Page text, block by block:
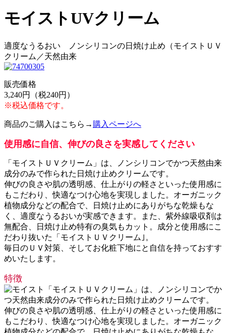
モイストUVクリーム
適度なうるおい ノンシリコンの日焼け止め（モイストＵＶ
クリーム／天然由来
販売価格
3,240円（税240円）
※税込価格です。
商品のご購入はこちら→ 購入ページへ
使用感に自信、伸びの良さを実感してください
「モイストＵＶクリーム」は、ノンシリコンでかつ天然由来
成分のみで作られた日焼け止めクリームです。
伸びの良さや肌の透明感、仕上がりの軽さといった使用感に
もこだわり、快適なつけ心地を実現しました。オーガニック
植物成分などの配合で、日焼け止めにありがちな乾燥もな
く、適度なうるおいが実感できます。また、紫外線吸収剤は
無配合、日焼け止め特有の臭気もカット。成分と使用感にこ
だわり抜いた「モイストＵＶクリーム｣。
毎日のＵＶ対策、そしてお化粧下地にと自信を持っておすす
めいたします。
特徴
「モイストＵＶクリーム」は、ノンシリコンでか
つ天然由来成分のみで作られた日焼け止めクリームです。
伸びの良さや肌の透明感、仕上がりの軽さといった使用感に
もこだわり、快適なつけ心地を実現しました。オーガニック